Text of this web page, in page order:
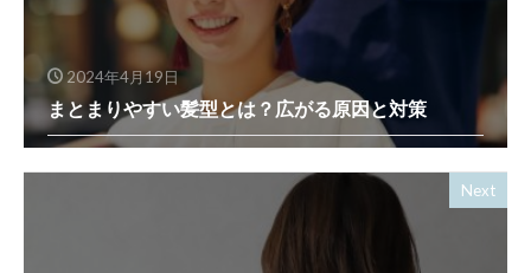
2024年4月19日
まとまりやすい髪型とは？広がる原因と対策
Next